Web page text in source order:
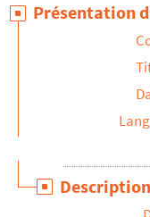
Ms 5913. Troisième
Ms 5917. Projet de
Ms 5918. Statuts et
Ms 5918 bis. Règle
Présentation